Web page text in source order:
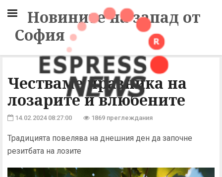
Новините на запад от
София
Честваме празника на
лозарите и влюбените
14.02.2024 08:27:00 1869 преглеждания
Традицията повелява на днешния ден да започне
резитбата на лозите